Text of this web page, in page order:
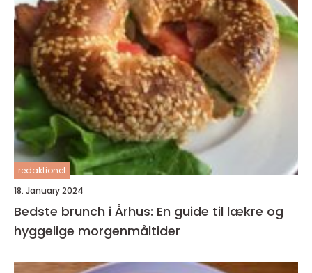
redaktionel
18. January 2024
Bedste brunch i Århus: En guide til lækre og
hyggelige morgenmåltider